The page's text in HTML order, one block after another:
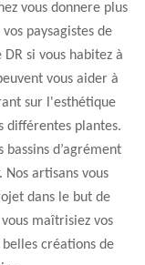
vous donnere plus
paysagistes de
si vous habitez à
vous aider à
sur l'esthétique
différentes plantes.
d’agrément
artisans vous
dans le but de
maîtrisiez vos
créations de